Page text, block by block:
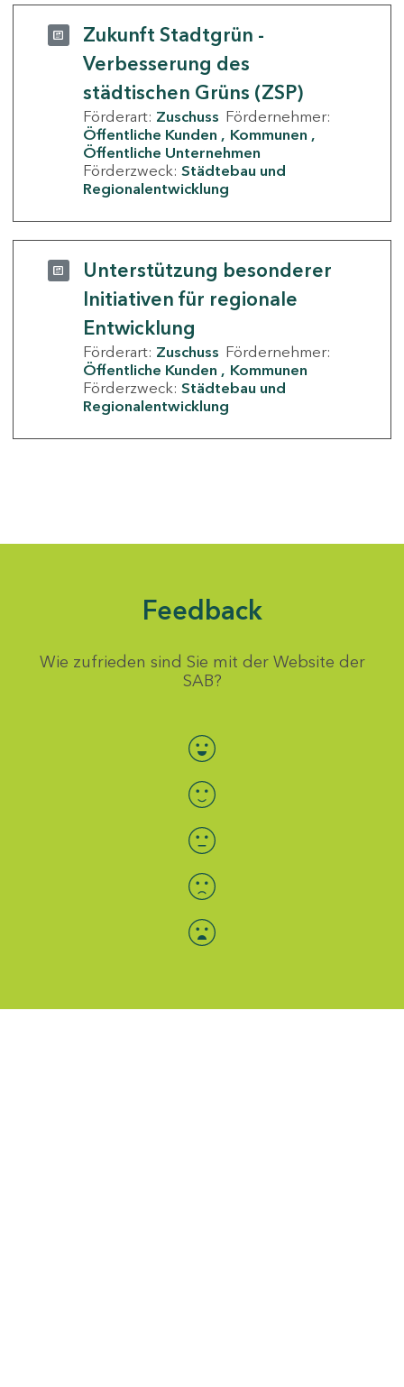
Zukunft Stadtgrün -
Verbesserung des
städtischen Grüns (ZSP)
Förderart: Zuschuss Fördernehmer:
Öffentliche Kunden
Kommunen
Öffentliche Unternehmen
Förderzweck: Städtebau und
Regionalentwicklung
Unterstützung besonderer
Initiativen für regionale
Entwicklung
Förderart: Zuschuss Fördernehmer:
Öffentliche Kunden
Kommunen
Förderzweck: Städtebau und
Regionalentwicklung
Feedback
Wie zufrieden sind Sie mit der Website der
SAB?
Bewertung auswählen